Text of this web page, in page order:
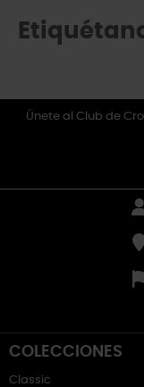
Únete al Club de
COLECCIONES
Classic